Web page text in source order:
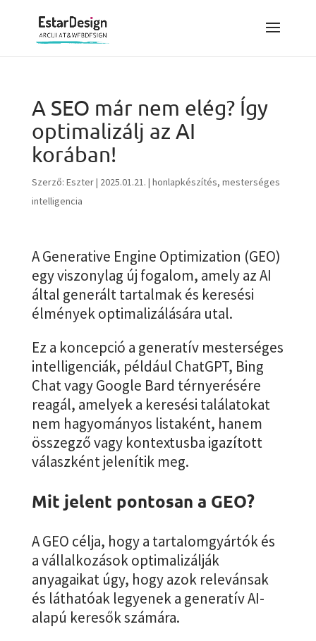
A SEO már nem elég? Így
optimalizálj az AI
korában!
Szerző: Eszter| 2025.01.21. | honlapkészítés, mesterséges
intelligencia
A Generative Engine Optimization (GEO)
egy viszonylag új fogalom, amely az AI
által generált tartalmak és keresési
élmények optimalizálására utal.
Ez a koncepció a generatív mesterséges
intelligenciák, például ChatGPT, Bing
Chat vagy Google Bard térnyerésére
reagál, amelyek a keresési találatokat
nem hagyományos listaként, hanem
összegző vagy kontextusba igazított
válaszként jelenítik meg.
Mit jelent pontosan a GEO?
A GEO célja, hogy a tartalomgyártók és
a vállalkozások optimalizálják
anyagaikat úgy, hogy azok relevánsak
és láthatóak legyenek a generatív AI-
alapú keresők számára.